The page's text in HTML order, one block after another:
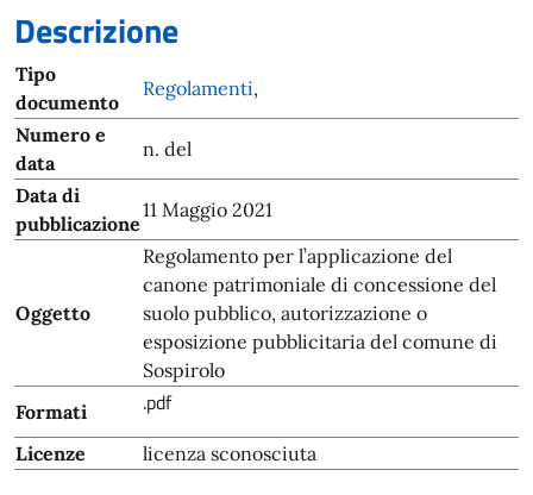
Descrizione
Tipo
documento
Regolamenti,
Numero e
data
n. del
Data di
pubblicazione
11 Maggio 2021
Oggetto
Regolamento per l’applicazione del
canone patrimoniale di concessione del
suolo pubblico, autorizzazione o
esposizione pubblicitaria del comune di
Sospirolo
Formati
.pdf
Licenze licenza sconosciuta